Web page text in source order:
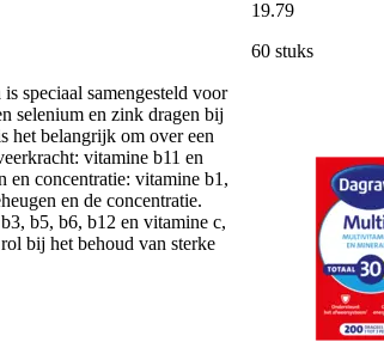
speciaal samengesteld voor
selenium en zink dragen bij
het belangrijk om over een
vitamine b11 en
en concentratie: vitamine b1,
en de concentratie.
b5, b6, b12 en vitamine c,
bij het behoud van sterke
19.79
60 stuks